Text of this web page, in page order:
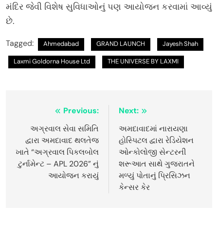
મંદિર જેવી વિશેષ સુવિધાઓનું પણ આયોજન કરવામાં આવ્યું
છે.
Tagged: Ahmedabad GRAND LAUNCH Jayesh Shah
Laxmi Goldorna House Ltd THE UNIVERSE BY LAXMI
navigation
Previous:
અગ્રવાલ સેવા સમિતિ
દ્વારા અમદાવાદ થલતેજ
ખાતે “અગ્રવાલ પિકલબોલ
ટુર્નામેન્ટ – APL 2026” નું
આયોજન કરાયું
Next:
અમદાવાદમાં નારાયણા
હોસ્પિટલ દ્વારા રેડિયેશન
ઓન્કોલોજી સેન્ટરની
શરૂઆત સાથે ગુજરાતને
મળ્યું પોતાનું પ્રિસિઝન
કેન્સર કેર